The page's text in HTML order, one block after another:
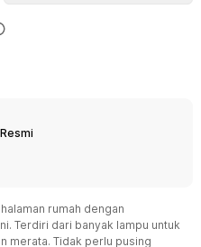
rumah dengan
Terdiri dari banyak lampu untuk
merata. Tidak perlu pusing